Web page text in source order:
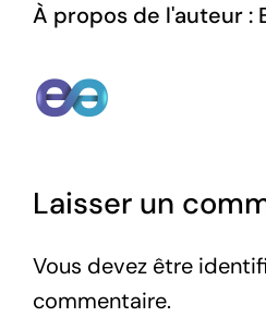
À propos de l'auteur :
Laisser un
Vous devez être
commentaire.